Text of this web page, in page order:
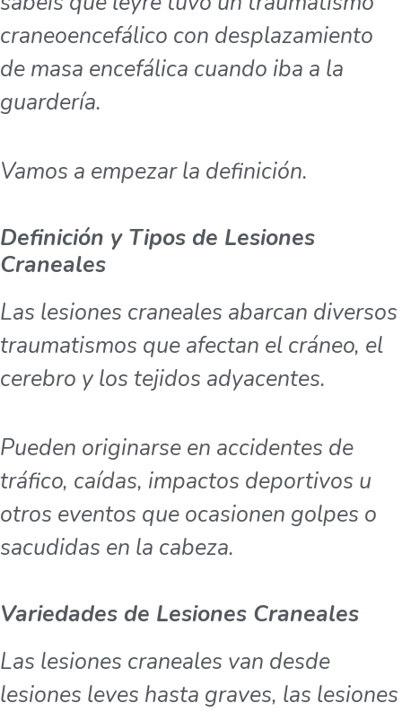
craneoencefálico con desplazamiento
de masa encefálica cuando iba a la
guardería.
Vamos a empezar la definición.
Definición y Tipos de Lesiones
Craneales
Las lesiones craneales abarcan diversos
traumatismos que afectan el cráneo, el
cerebro y los tejidos adyacentes.
Pueden originarse en accidentes de
tráfico, caídas, impactos deportivos u
otros eventos que ocasionen golpes o
sacudidas en la cabeza.
Variedades de Lesiones Craneales
Las lesiones craneales van desde
lesiones leves hasta graves, las lesiones